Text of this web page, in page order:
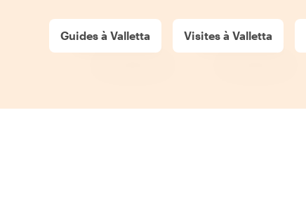
Guides à Valletta Visites à Valletta